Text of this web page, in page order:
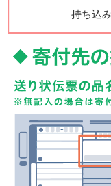
持ち込